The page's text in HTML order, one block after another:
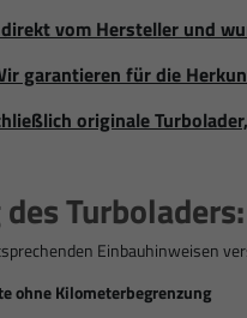
vom Hersteller und
garantieren für die
originale
Turboladers:
Einbauhinweisen
ohne Kilometerbegrenzung